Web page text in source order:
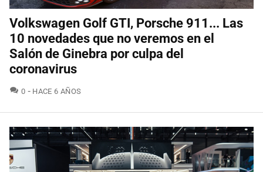
Volkswagen Golf GTI, Porsche 911... Las
10 novedades que no veremos en el
Salón de Ginebra por culpa del
coronavirus
0 COMENTARIOS
HACE 6 AÑOS